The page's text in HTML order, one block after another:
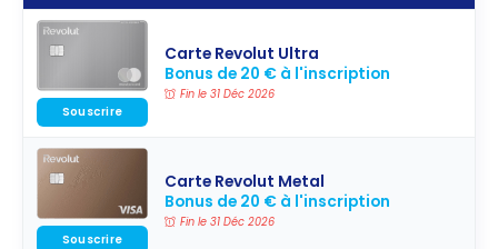
Carte Revolut Ultra
Bonus de 20 € à l'inscription
Fin le 31 Déc 2026
Souscrire
Carte Revolut Metal
Bonus de 20 € à l'inscription
Fin le 31 Déc 2026
Souscrire